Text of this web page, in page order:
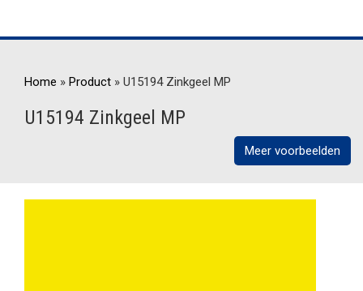
Home » Product » U15194 Zinkgeel MP
U15194 Zinkgeel MP
Meer voorbeelden